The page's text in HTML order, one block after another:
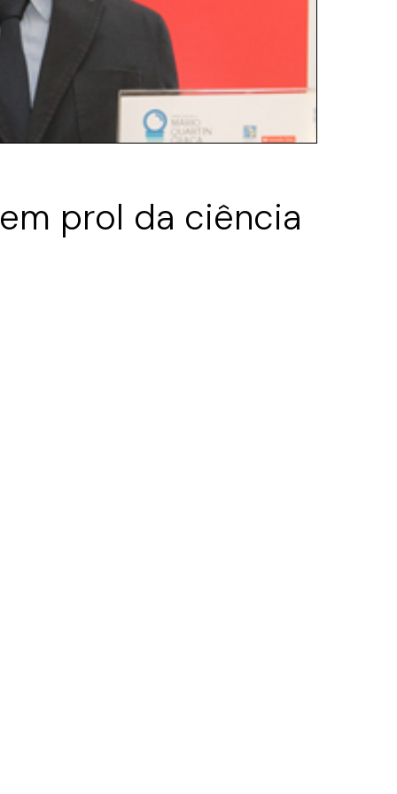
prol da ciência